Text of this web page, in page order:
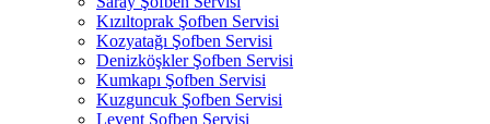
Kızıltoprak Şofben Servisi
Kozyatağı Şofben Servisi
Denizköşkler Şofben Servisi
Kumkapı Şofben Servisi
Kuzguncuk Şofben Servisi
Levent Şofben Servisi